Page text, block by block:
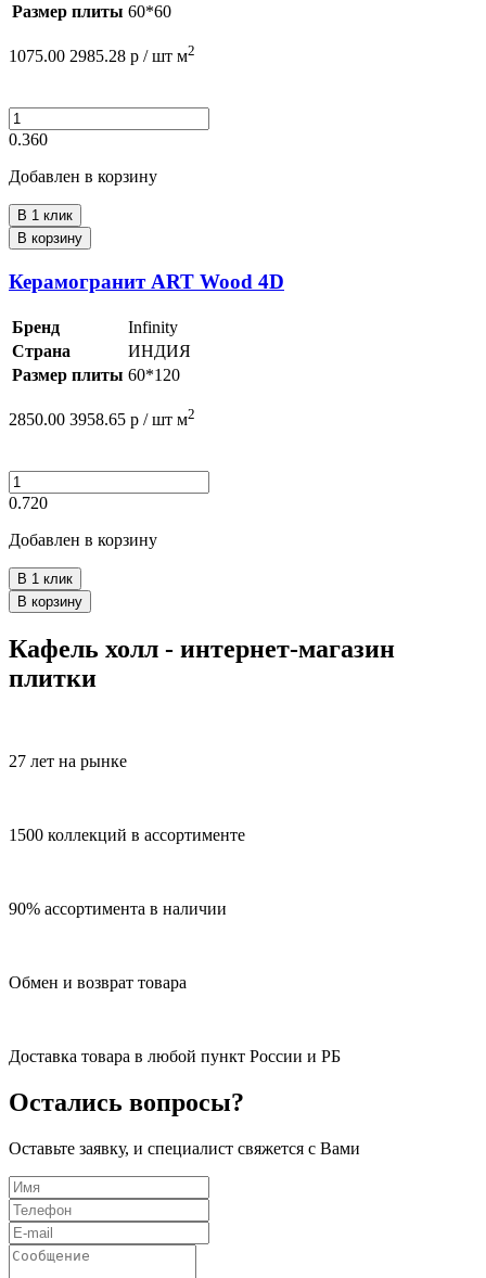
Размер плиты 60*60
1075.00 2985.28 р / шт м2
0.360
Добавлен в корзину
В 1 клик
В корзину
Керамогранит ART Wood 4D
Бренд
Infinity
Страна
ИНДИЯ
Размер плиты 60*120
2850.00 3958.65 р / шт м2
0.720
Добавлен в корзину
В 1 клик
В корзину
Кафель холл - интернет-магазин
плитки
27 лет на рынке
1500 коллекций в ассортименте
90% ассортимента в наличии
Обмен и возврат товара
Доставка товара в любой пункт России и РБ
Остались вопросы?
Оставьте заявку, и специалист свяжется с Вами